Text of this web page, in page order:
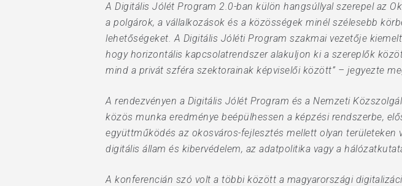
A Digitális Jólét Program 2.0-ban külön hangsúllyal szerepel az
a polgárok, a vállalkozások és a közösségek minél szélesebb
lehetőségeket. A Digitális Jóléti Program szakmai vezetője
hogy horizontális kapcsolatrendszer alakuljon ki a szereplők
mind a privát szféra szektorainak képviselői között” – jegyezte
A rendezvényen a Digitális Jólét Program és a Nemzeti
közös munka eredménye beépülhessen a képzési rendszerbe,
együttműködés az okosváros-fejlesztés mellett olyan
digitális állam és kibervédelem, az adatpolitika vagy a
A konferencián szó volt a többi között a magyarországi